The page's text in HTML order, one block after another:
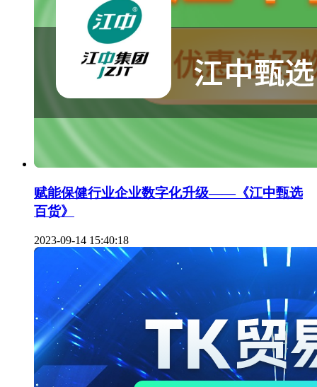
赋能保健行业企业数字化升级——《江中甄选
百货》
2023-09-14 15:40:18